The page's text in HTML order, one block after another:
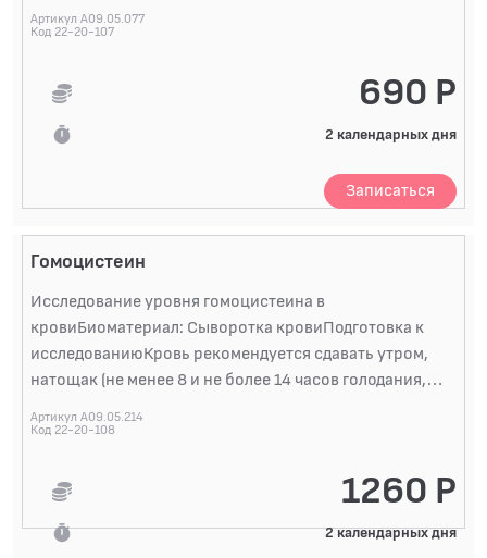
Артикул A09.05.077
Код 22-20-107
690 Р
2 календарных дня
Записаться
Гомоцистеин
Исследование уровня гомоцистеина в
кровиБиоматериал: Сыворотка кровиПодготовка к
исследованиюКровь рекомендуется сдавать утром,
натощак (не менее 8 и не более 14 часов голодания,
через 4 часа после легкого приема пищи, но в течение
результат «утреннего» анализа - самый достоверный.
физическое и эмоциональное перенапряжение и не
Артикул A09.05.214
Код 22-20-108
1260 Р
2 календарных дня